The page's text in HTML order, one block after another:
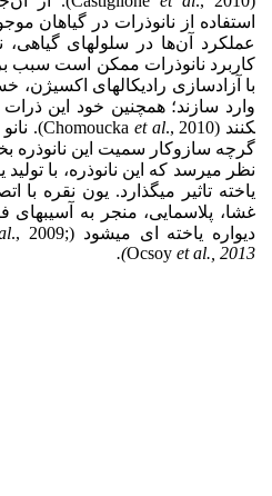
استفاده از نانوذرات در گیاهان
عملکرد آن‌ها در سلول­های
کاربرد نانوذرات ممکن است سبب
با آزادسازی رادیکال­های اکسیژن،
وارد سازند؛ همچنین خود این ذرات
کنند (Chomoucka
et al
.,
گرچه سازوکار سمیت این نانوذره
نظر می­رسد که این نانوذره، با
یاخته تاثیر می­گذارد. یون نقره با
غشا، پلاسمایی، منجر به آسیب­های
دیواره یاخته ای می­شود (Levine., 2009;
Ocsoy et al., 2013
).